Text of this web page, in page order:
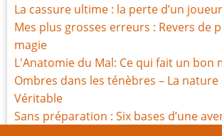
La cassure ultime : la perte d’un joueur
Mes plus grosses erreurs : Revers de
magie
L'Anatomie du Mal: Ce qui fait un bon
Ombres dans les ténèbres – La nature
Véritable
Sans préparation : Six bases d’une